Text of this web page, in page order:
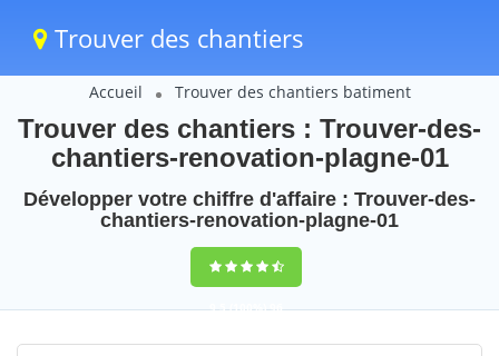
Trouver des chantiers
Accueil Trouver des chantiers batiment
Trouver des chantiers : Trouver-des-
chantiers-renovation-plagne-01
Développer votre chiffre d'affaire : Trouver-des-
chantiers-renovation-plagne-01
9,5(100%)96
votes